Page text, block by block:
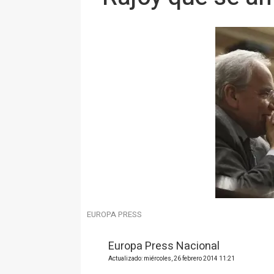
EUROPA PRESS
Europa Press Nacional
Actualizado: miércoles, 26 febrero 2014 11:21